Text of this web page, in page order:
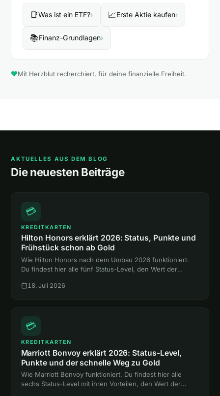
📑Was ist ein ETF?› 📈Erste Aktie kaufen›
📚Finanz-Grundlagen›
Mit Herzblut recherchiert, für deine finanzielle Freiheit.
AKTUELLES AUS DEM BLOG
Die neuesten Beiträge
💳
KREDITKARTEN
Hilton Honors erklärt 2026: Status, Punkte und
Frühstück schon ab Gold
Wie Hilton Honors nach dem Umbau 2026 funktioniert.
Du findest hier alle fünf Status-Level, den Wert der
ganz ohne Hotelnacht.
18. Juli 2026
💳
KREDITKARTEN
Marriott Bonvoy erklärt 2026: Status-Level,
Punkte und der schnelle Weg zu Gold
Wie Marriott Bonvoy funktioniert. Du findest hier alle
sechs Status-Level mit ihren Vorteilen, den Wert der